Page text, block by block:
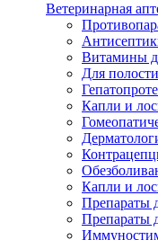
Ветеринарная
Витамины
Для
Капли и
Капли и
Препараты
Препараты